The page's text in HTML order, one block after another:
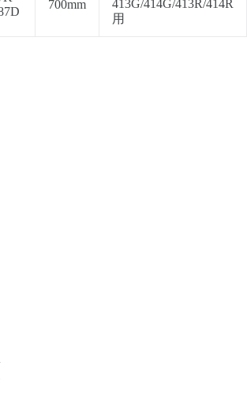
700mm
413G/414G/413R/414R
用